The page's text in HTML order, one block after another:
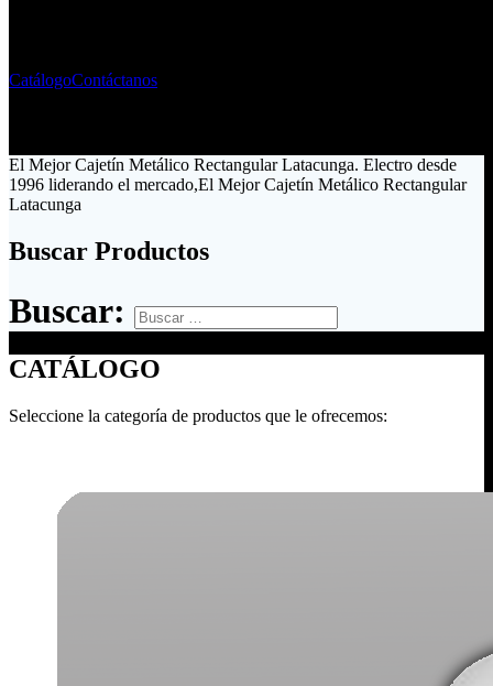
CatálogoContáctanos
El Mejor Cajetín Metálico Rectangular Latacunga. Electro desde
1996 liderando el mercado,El Mejor Cajetín Metálico Rectangular
Latacunga
Buscar Productos
Buscar:
CATÁLOGO
Seleccione la categoría de productos que le ofrecemos: